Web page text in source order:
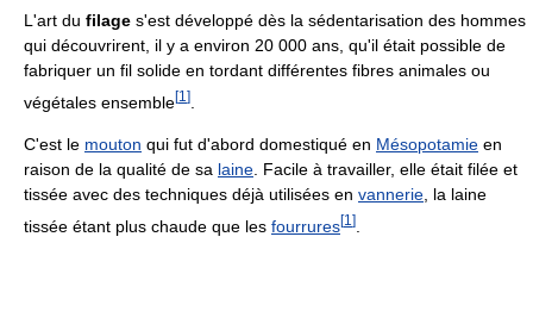
L'art du filage s'est développé dès la sédentarisation des hommes
qui découvrirent, il y a environ 20 000 ans, qu'il était possible de
fabriquer un fil solide en tordant différentes fibres animales ou
végétales ensemble[1 ]
C'est le mouton qui fut d'abord domestiqué en Mésopotamie en
raison de la qualité de sa laine. Facile à travailler, elle était filée et
tissée avec des techniques déjà utilisées en vannerie, la laine
tissée étant plus chaude que les fourrures[1 ]